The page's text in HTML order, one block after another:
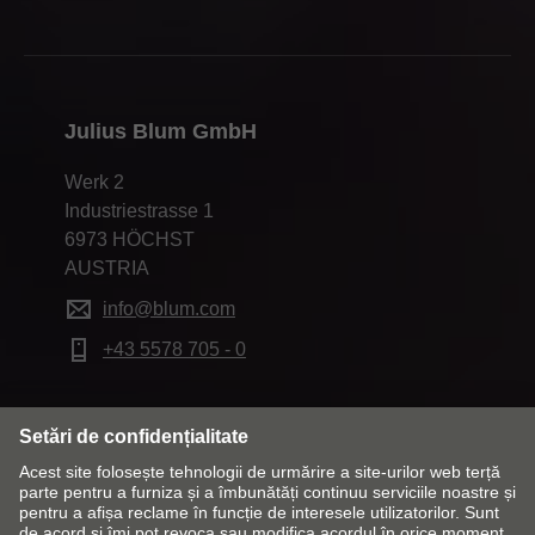
Julius Blum GmbH
Werk 2
Industriestrasse 1
6973 HÖCHST
AUSTRIA
info@blum.com
+43 5578 705 - 0
Modificați piața și limba